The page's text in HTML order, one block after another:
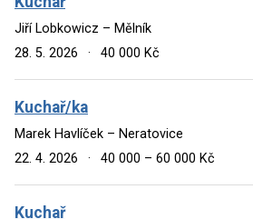
Jiří Lobkowicz – Mělník
28. 5. 2026
· 40 000 Kč
Kuchař/ka
Marek Havlíček – Neratovice
22. 4. 2026
· 40 000 – 60 000 Kč
Kuchař